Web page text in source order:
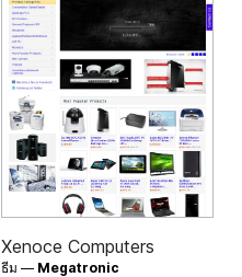
Xenoce Computers
ธีม — Megatronic